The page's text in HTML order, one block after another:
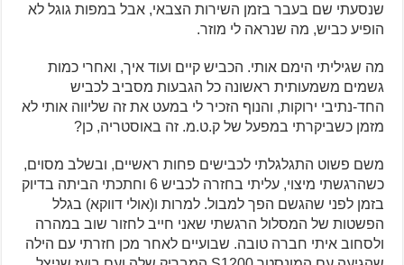
שנסעתי שם בעבר בזמן השירות הצבאי, אבל במפות גוגל לא
הופיע כביש, מה שנראה לי מוזר.
מה שגיליתי הימם אותי. הכביש קיים ועוד איך, ואחרי כמות
גשמים משמעותית ראשונה כל הגבעות מסביב לכביש
החד-נתיבי ירוקות, והנוף הזכיר לי במעט את זה שליווה אותי לא
מזמן כשביקרתי במפעל של ק.ט.מ. זה באוסטריה, כן?
משם פשוט התגלגלתי לכבישים פחות ראשיים, ובשלב מסוים,
כשהרגשתי מיצוי, עליתי בחזרה לכביש 6 וחתכתי הביתה בדיוק
בזמן לפני שהגשם הפך למבול. למרות ו(אולי דווקא) בגלל
הפשטות של המסלול הרגשתי שאני חייב לחזור שוב במהרה
ולסחוב איתי חברה טובה. שבועיים לאחר מכן חזרתי עם הילה